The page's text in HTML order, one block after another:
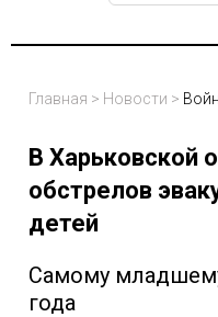
Главная > Новости >
В Харьковской
обстрелов
детей
Самому
года